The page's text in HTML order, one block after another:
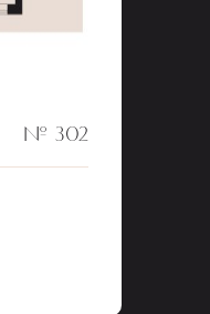
№ 302